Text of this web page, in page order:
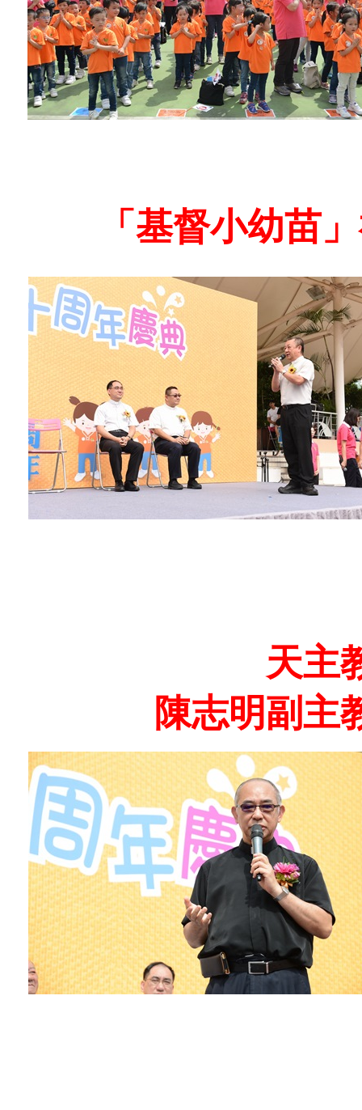
「基督小幼苗
天主
陳志明副主